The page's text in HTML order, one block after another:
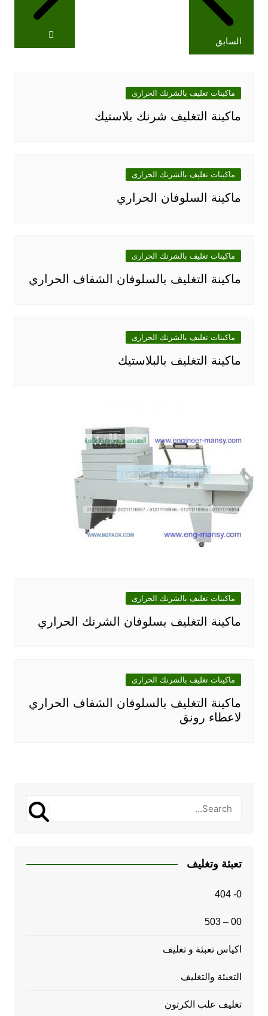
السابق
ماكينات تغليف بالشرنك الحرارى
ماكينة التغليف شرنك بلاستيك
ماكينات تغليف بالشرنك الحرارى
ماكينة السلوفان الحراري
ماكينات تغليف بالشرنك الحرارى
ماكينة التغليف بالسلوفان الشفاف الحراري
ماكينات تغليف بالشرنك الحرارى
ماكينة التغليف بالبلاستيك
ماكينات تغليف بالشرنك الحرارى
ماكينة التغليف بسلوفان الشرنك الحراري
ماكينات تغليف بالشرنك الحرارى
ماكينة التغليف بالسلوفان الشفاف الحراري
لاعطاء رونق
تعبئة وتغليف
0- 404
00 – 503
اكياس تعبئة و تغليف
التعبئة والتغليف
تغليف علب الكرتون